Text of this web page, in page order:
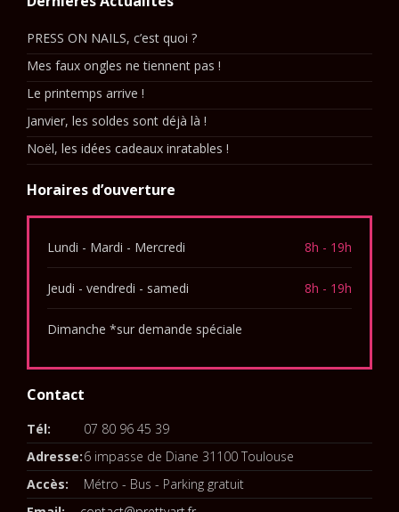
PRESS ON NAILS, c’est quoi ?
Mes faux ongles ne tiennent pas !
Le printemps arrive !
Janvier, les soldes sont déjà là !
Noël, les idées cadeaux inratables !
Horaires d’ouverture
Lundi - Mardi - Mercredi 8h - 19h
Jeudi - vendredi - samedi 8h - 19h
Dimanche *sur demande spéciale
Contact
Tél:
07 80 96 45 39
Adresse:6 impasse de Diane 31100 Toulouse
Accès:
Métro - Bus - Parking gratuit